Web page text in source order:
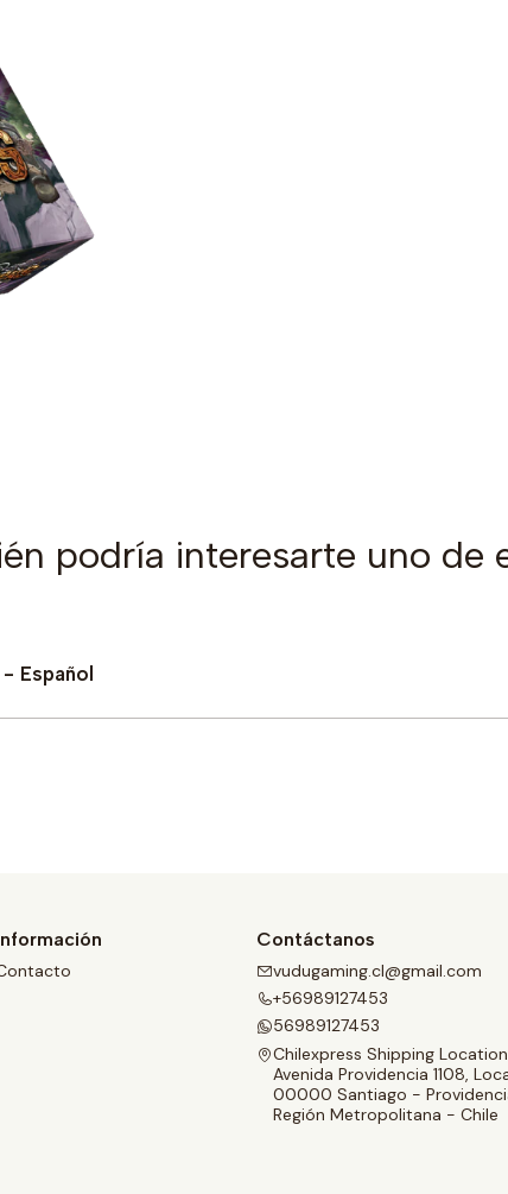
podría interesarte uno de
Español
Contáctanos
vudugaming.cl@gmail.com
+56989127453
56989127453
Chilexpress Shipping Location
Avenida Providencia 1108,
00000 Santiago -
Región Metropolitana - Chile